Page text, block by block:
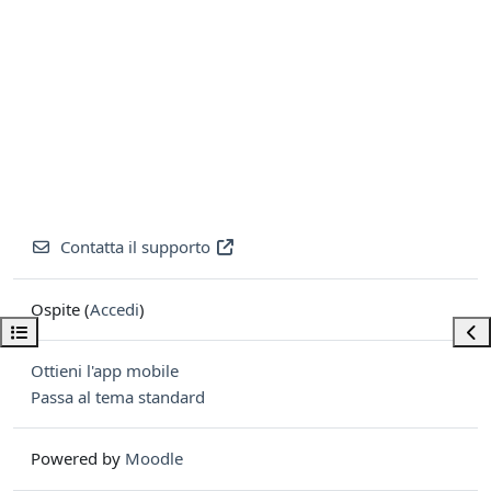
Apri indice del corso
Contatta il supporto
Ospite (Accedi)
Ottieni l'app mobile
Passa al tema standard
Powered by Moodle